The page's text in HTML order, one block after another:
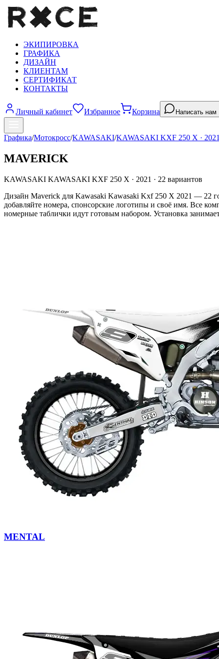
ЭКИПИРОВКА
ГРАФИКА
ДИЗАЙН
КЛИЕНТАМ
СЕРТИФИКАТ
КОНТАКТЫ
Личный кабинет Избранное Корзина Написать нам
Графика/Мотокросс/KAWASAKI/KAWASAKI KXF 250 X ·
MAVERICK
KAWASAKI KAWASAKI KXF 250 X · 2021 · 22 вариантов
Дизайн Maverick для Kawasaki Kawasaki Kxf 250 X 2021 — 22
добавляйте номера, спонсорские логотипы и своё имя. Все
номерные таблички идут готовым набором. Установка
MENTAL